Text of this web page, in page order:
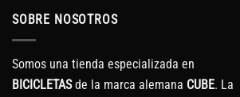
SOBRE NOSOTROS
Somos una tienda especializada en
BICICLETASde la marca alemana CUBE. La